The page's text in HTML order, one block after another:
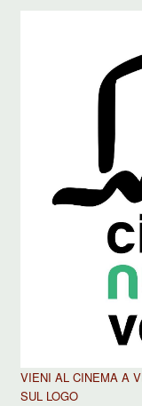
VIENI AL CINEMA A
SUL LOGO